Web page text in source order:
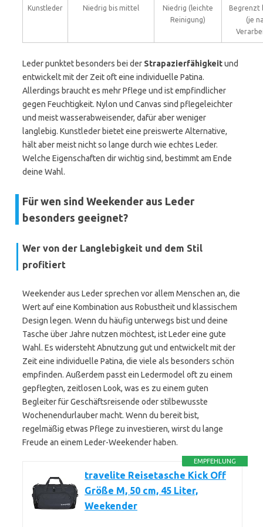
Kunstleder Niedrig bis mittel
Niedrig (leichte
Reinigung)
Begrenzt
(je
Leder punktet besonders bei der Strapazierfähigkeitund
entwickelt mit der Zeit oft eine individuelle Patina.
Allerdings braucht es mehr Pflege und ist empfindlicher
gegen Feuchtigkeit. Nylon und Canvas sind pflegeleichter
und meist wasserabweisender, dafür aber weniger
langlebig. Kunstleder bietet eine preiswerte Alternative,
hält aber meist nicht so lange durch wie echtes Leder.
Welche Eigenschaften dir wichtig sind, bestimmt am Ende
deine Wahl.
Für wen sind Weekender aus Leder
besonders geeignet?
Wer von der Langlebigkeit und dem Stil
profitiert
Weekender aus Leder sprechen vor allem Menschen an, die
Wert auf eine Kombination aus Robustheit und klassischem
Design legen. Wenn du häufig unterwegs bist und deine
Tasche über Jahre nutzen möchtest, ist Leder eine gute
Wahl. Es widersteht Abnutzung gut und entwickelt mit der
Zeit eine individuelle Patina, die viele als besonders schön
empfinden. Außerdem passt ein Ledermodel oft zu einem
gepflegten, zeitlosen Look, was es zu einem guten
Begleiter für Geschäftsreisende oder stilbewusste
Wochenendurlauber macht. Wenn du bereit bist,
regelmäßig etwas Pflege zu investieren, wirst du lange
Freude an einem Leder-Weekender haben.
EMPFEHLUNG
travelite Reisetasche Kick Off
Größe M, 50 cm, 45 Liter,
Weekender